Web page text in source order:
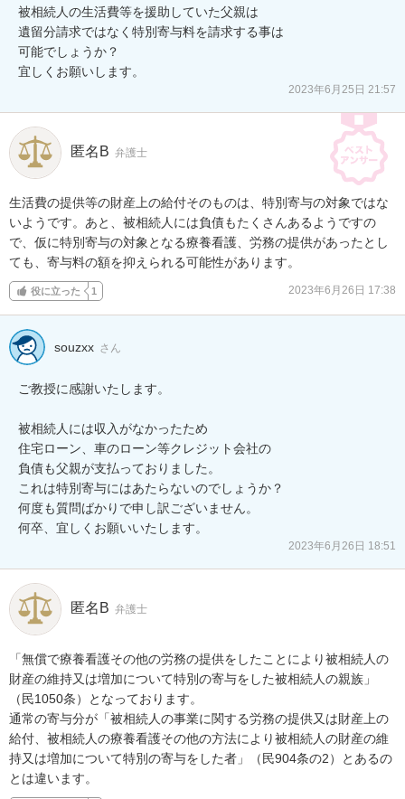
被相続人の生活費等を援助していた父親は
遺留分請求ではなく特別寄与料を請求する事は
可能でしょうか？
宜しくお願いします。
2023年6月25日 21:57
匿名B 弁護士
生活費の提供等の財産上の給付そのものは、特別寄与の対象ではな
いようです。あと、被相続人には負債もたくさんあるようですの
で、仮に特別寄与の対象となる療養看護、労務の提供があったとし
ても、寄与料の額を抑えられる可能性があります。
役に立った 1 2023年6月26日 17:38
souzxx さん
ご教授に感謝いたします。
被相続人には収入がなかったため
住宅ローン、車のローン等クレジット会社の
負債も父親が支払っておりました。
これは特別寄与にはあたらないのでしょうか？
何度も質問ばかりで申し訳ございません。
何卒、宜しくお願いいたします。
2023年6月26日 18:51
匿名B 弁護士
「無償で療養看護その他の労務の提供をしたことにより被相続人の
財産の維持又は増加について特別の寄与をした被相続人の親族」
（民1050条）となっております。
通常の寄与分が「被相続人の事業に関する労務の提供又は財産上の
給付、被相続人の療養看護その他の方法により被相続人の財産の維
持又は増加について特別の寄与をした者」（民904条の2）とあるの
とは違います。